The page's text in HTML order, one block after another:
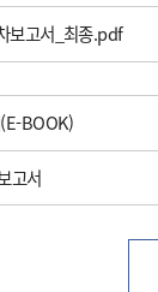
보고서_최종.pdf
BOOK)
고서